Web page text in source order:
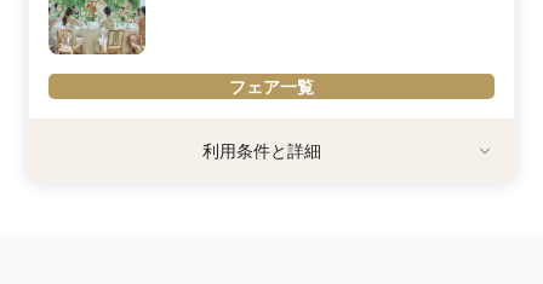
大好評の為ご予約はお早めに！
【業界最大級の2社と提携！】
「TAKAMIBRIDAL」「FOURSIS&CO.」では2,500点以上のドレス
をご用意しています。
【ドレス・和装・お子さま衣装も充実◎】
オリコン満足度ランキング「ドレス・衣裳の充実度」1位に輝いた
フェア一覧
利用条件と詳細